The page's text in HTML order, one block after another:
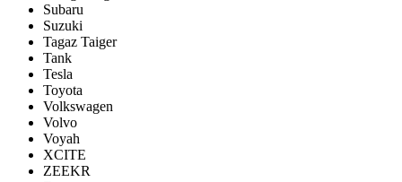
Subaru
Suzuki
Tagaz Taiger
Tank
Tesla
Toyota
Volkswagen
Volvo
Voyah
XCITE
ZEEKR